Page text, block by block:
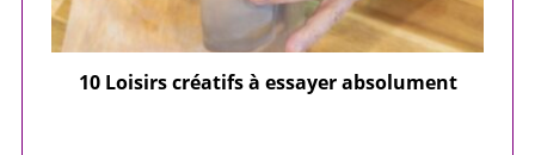
10 Loisirs créatifs à essayer absolument